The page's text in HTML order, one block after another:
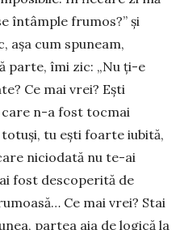
întâmple frumos?” şi
aşa cum spuneam,
parte, îmi zic: „Nu ţi-e
Ce mai vrei? Eşti
n-a fost tocmai
tu eşti foarte iubită,
niciodată nu te-ai
fost descoperită de
Ce mai vrei? Stai
partea aia de logică la